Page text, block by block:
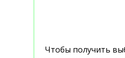
Чтобы получить